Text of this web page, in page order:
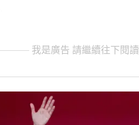
我是廣告 請繼續往下閱讀